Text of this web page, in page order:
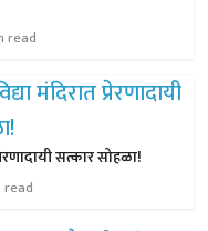
read
सत्कार सोहळा!
read